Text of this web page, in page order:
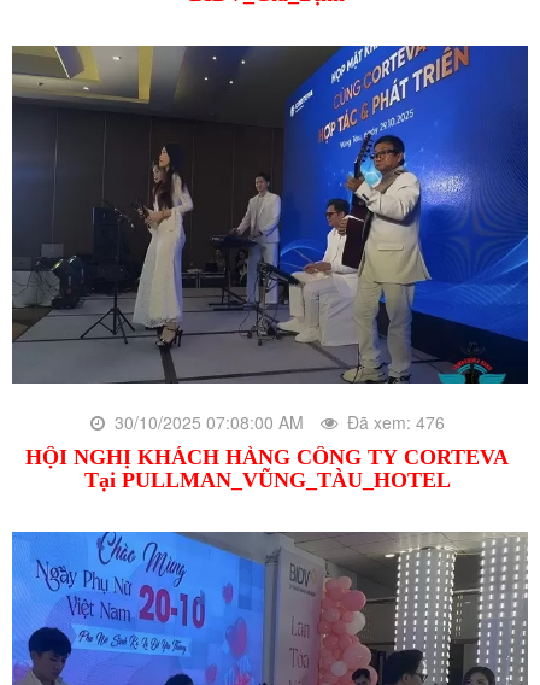
30/10/2025 07:08:00 AM Đã xem: 476
HỘI NGHỊ KHÁCH HÀNG CÔNG TY CORTEVA
Tại PULLMAN_VŨNG_TÀU_HOTEL